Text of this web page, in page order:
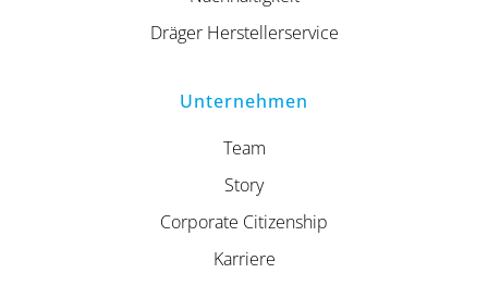
Dräger Herstellerservice
Unternehmen
Team
Story
Corporate Citizenship
Karriere